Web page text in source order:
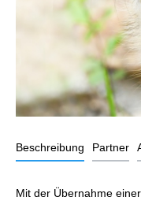
Beschreibung Partner
Mit der Übernahme